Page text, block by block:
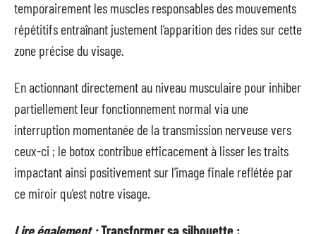
temporairement les muscles responsables des mouvements
répétitifs entraînant justement l’apparition des rides sur cette
zone précise du visage.
En actionnant directement au niveau musculaire pour inhiber
partiellement leur fonctionnement normal via une
interruption momentanée de la transmission nerveuse vers
ceux-ci ; le botox contribue efficacement à lisser les traits
impactant ainsi positivement sur l’image finale reflétée par
ce miroir qu’est notre visage.
Lire également :Transformer sa silhouette :